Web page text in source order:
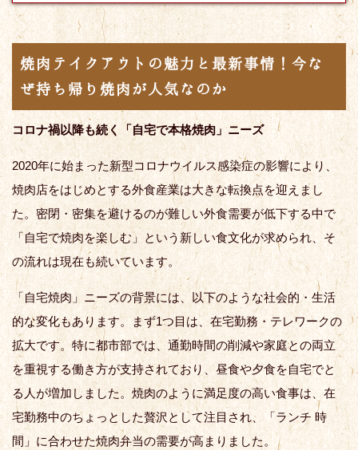
焼肉テイクアウトの魅力と最新事情！今な
ぜ持ち帰り焼肉が人気なのか
コロナ禍以降も続く「自宅で本格焼肉」ニーズ
2020年に始まった新型コロナウイルス感染症の影響により、
焼肉店をはじめとする外食産業は大きな転換点を迎えまし
た。密閉・密集を避けるのが難しい外食需要が低下する中で
「自宅で焼肉を楽しむ」という新しい食文化が求められ、そ
の流れは現在も続いています。
「自宅焼肉」ニーズの背景には、以下のような社会的・生活
的な変化もあります。まず1つ目は、在宅勤務・テレワークの
拡大です。特に都市部では、通勤時間の削減や家庭との両立
を重視する働き方が支持されており、昼食や夕食を自宅でと
る人が増加しました。焼肉のように満足度の高い食事は、在
宅勤務中のちょっとした贅沢として注目され、「ランチ 時
間」に合わせた焼肉弁当の需要が高まりました。